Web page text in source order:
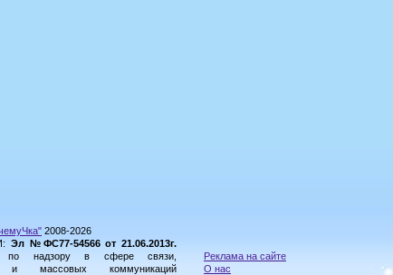
2008-2026
Эл №ФС77-54566 от 21.06.2013г.
по надзору в сфере связи,
и массовых коммуникаций
Реклама на сайте
О нас